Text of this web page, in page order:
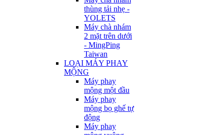
thùng tải nhẹ -
YOLETS
Máy chà nhám
2 mặt trên dưới
- MingPing
Taiwan
LOẠI MÁY PHAY
MỘNG
Máy phay
mộng một đầu
Máy phay
mộng bọ ghế tự
động
Máy phay